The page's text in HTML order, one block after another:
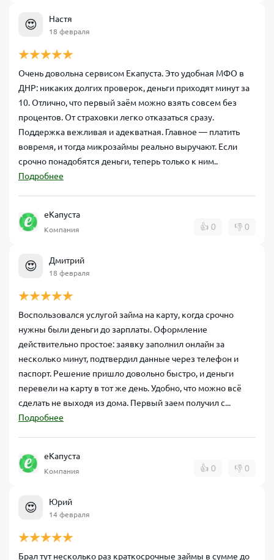
😍 Настя
18 февраля
Очень довольна сервисом Екапуста. Это удобная МФО в
ДНР: никаких долгих проверок, деньги приходят минут за
10. Отлично, что первый заём можно взять совсем без
процентов. От страховки легко отказаться сразу.
Поддержка вежливая и адекватная. Главное — платить
вовремя, и тогда микрозаймы реально выручают. Если
срочно понадобятся деньги, теперь только к ним..
Подробнее
еКапуста
Компания 👍 0 👎 0
😍 Дмитрий
18 февраля
Воспользовался услугой займа на карту, когда срочно
нужны были деньги до зарплаты. Оформление
действительно простое: заявку заполнил онлайн за
несколько минут, подтвердил данные через телефон и
паспорт. Решение пришло довольно быстро, и деньги
перевели на карту в тот же день. Удобно, что можно всё
сделать не выходя из дома. Первый заем получил с...
Подробнее
еКапуста
Компания 👍 0 👎 0
😍 Юрий
14 февраля
Брал тут несколько раз краткосрочные займы в сумме до